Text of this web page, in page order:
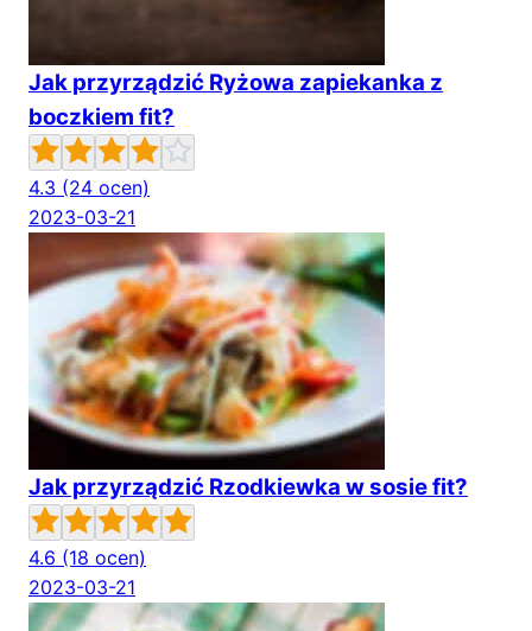
Jak przyrządzić Ryżowa zapiekanka z
boczkiem fit?
4.3 (24 ocen)
2023-03-21
Jak przyrządzić Rzodkiewka w sosie fit?
4.6 (18 ocen)
2023-03-21